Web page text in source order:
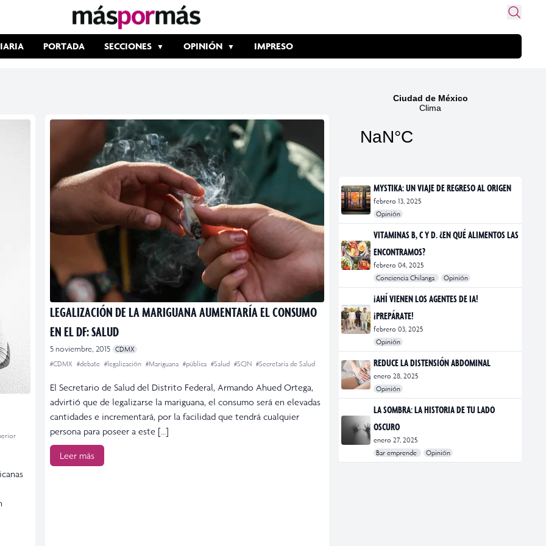
PORTADA SECCIONES OPINIÓN IMPRESO
LEGALIZACIÓN DE LA MARIGUANA AUMENTARÍA EL CONSUMO
EN EL DF: SALUD
5 noviembre, 2015 CDMX
#CDMX #debate #legalización #Mariguana #pública #Salud #SCJN #Secretaría de Salud
El Secretario de Salud del Distrito Federal, Armando Ahued Ortega,
advirtió que de legalizarse la mariguana, el consumo será en elevadas
cantidades e incrementará, por la facilidad que tendrá cualquier
persona para poseer a este […]
Leer más
MYSTIKA: UN VIAJE DE REGRESO AL ORIGEN
febrero 13, 2025
Opinión
#exposiciones
#fotografía
VITAMINAS B, C Y D. ¿EN QUÉ ALIMENTOS LAS
ENCONTRAMOS?
febrero 04, 2025
Conciencia Chilanga
Opinión
#bienestar
#Opinión
#Principal
¡AHÍ VIENEN LOS AGENTES DE IA!
¡PREPÁRATE!
febrero 03, 2025
Opinión
#Bar Emprende
#Opinión
#Principal
REDUCE LA DISTENSIÓN ABDOMINAL
enero 28, 2025
Opinión
#bienestar
#Opinión
#Principal
#Salud
LA SOMBRA: LA HISTORIA DE TU LADO
OSCURO
enero 27, 2025
Bar emprende
Opinión
#Bar Emprende
#CDMX
#marketing